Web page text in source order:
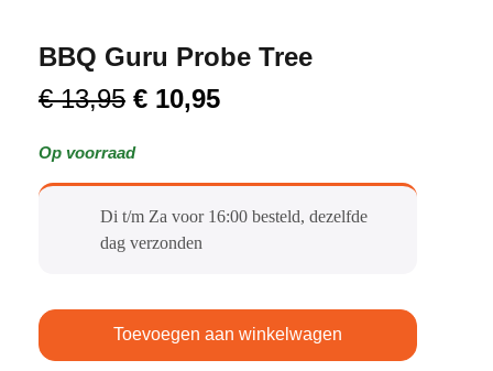
BBQ Guru Probe Tree
€13,95 € 10,95
Op voorraad
Di t/m Za voor 16:00 besteld, dezelfde
dag verzonden​
Toevoegen aan winkelwagen